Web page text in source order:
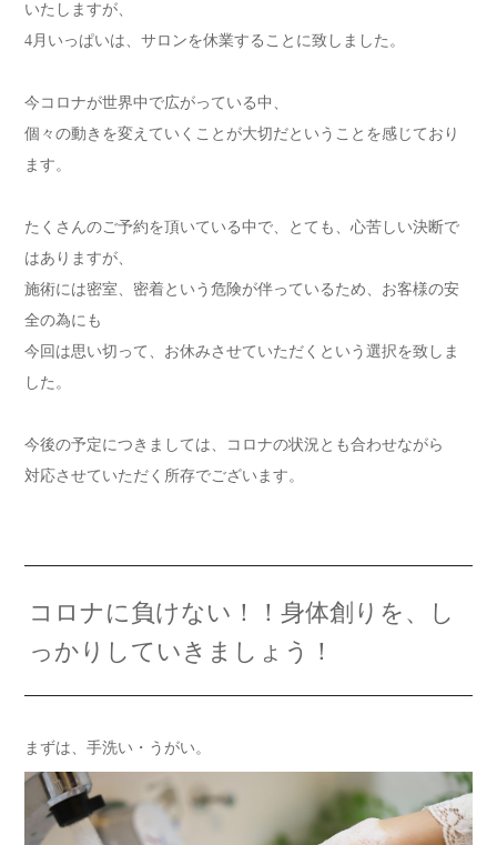
いたしますが、
4月いっぱいは、サロンを休業することに致しました。
今コロナが世界中で広がっている中、
個々の動きを変えていくことが大切だということを感じており
ます。
たくさんのご予約を頂いている中で、とても、心苦しい決断で
はありますが、
施術には密室、密着という危険が伴っているため、お客様の安
全の為にも
今回は思い切って、お休みさせていただくという選択を致しま
した。
今後の予定につきましては、コロナの状況とも合わせながら
対応させていただく所存でございます。
コロナに負けない！！身体創りを、し
っかりしていきましょう！
まずは、手洗い・うがい。